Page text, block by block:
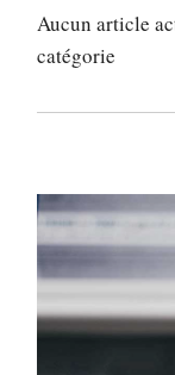
Aucun article
catégorie